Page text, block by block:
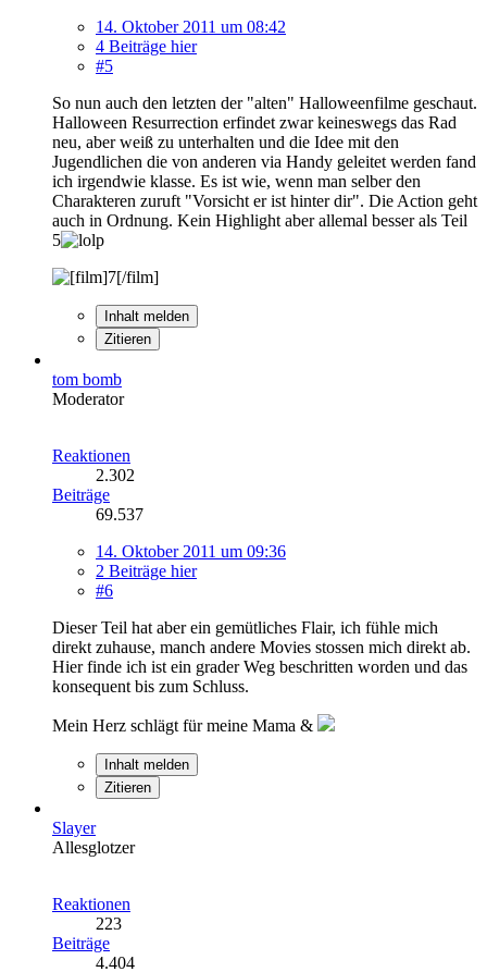
14. Oktober 2011 um 08:42
4 Beiträge hier
#5
So nun auch den letzten der "alten" Halloweenfilme geschaut.
Halloween Resurrection erfindet zwar keineswegs das Rad
neu, aber weiß zu unterhalten und die Idee mit den
Jugendlichen die von anderen via Handy geleitet werden fand
ich irgendwie klasse. Es ist wie, wenn man selber den
Charakteren zuruft "Vorsicht er ist hinter dir". Die Action geht
auch in Ordnung. Kein Highlight aber allemal besser als Teil
5
Inhalt melden
Zitieren
tom bomb
Moderator
Reaktionen
2.302
Beiträge
69.537
14. Oktober 2011 um 09:36
2 Beiträge hier
#6
Dieser Teil hat aber ein gemütliches Flair, ich fühle mich
direkt zuhause, manch andere Movies stossen mich direkt ab.
Hier finde ich ist ein grader Weg beschritten worden und das
konsequent bis zum Schluss.
Mein Herz schlägt für meine Mama &
Inhalt melden
Zitieren
Slayer
Allesglotzer
Reaktionen
223
Beiträge
4.404